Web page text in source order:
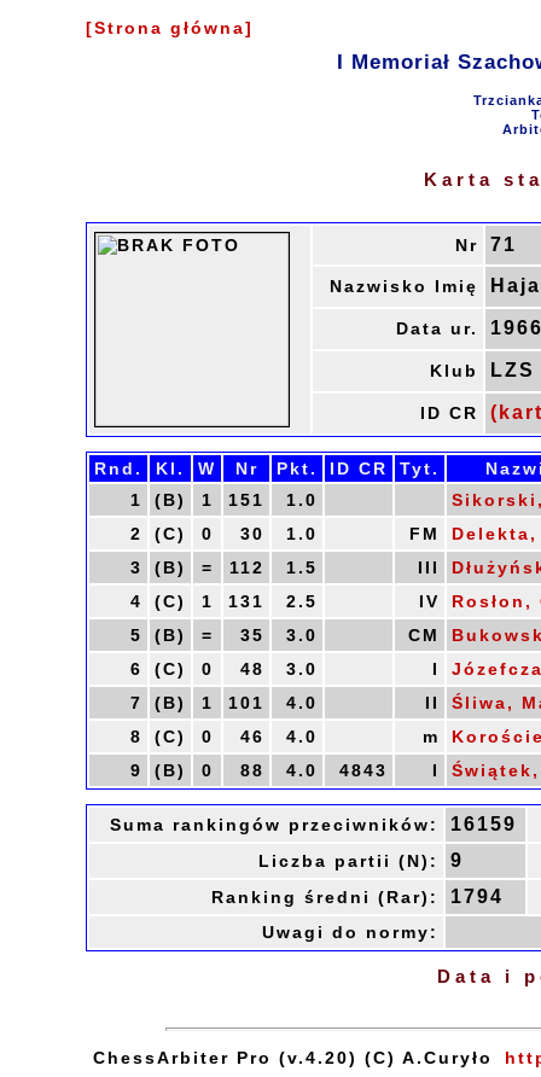
[Strona główna]
I Memoriał
Karta
Nr 71
Nazwisko Imię
Data ur.
Klub
ID CR
Rnd. Kl. W Nr Pkt. ID CR Tyt.
1
(B) 1 151 1.0
2
(C) 0 30 1.0 FM
3
(B) = 112 1.5 III
4
(C) 1 131 2.5 IV
Rosłon,
5
(B) = 35 3.0 CM
6
(C) 0 48 3.0 I
7
(B) 1 101 4.0 II
Śliwa,
8
(C) 0 46 4.0 m
9
(B) 0 88 4.0 4843 I
Suma rankingów przeciwników: 16159
Liczba partii (N): 9
Ranking średni (Rar): 1794
Uwagi do normy:
Data i
ChessArbiter Pro (v.4.20) (C) A.Curyło